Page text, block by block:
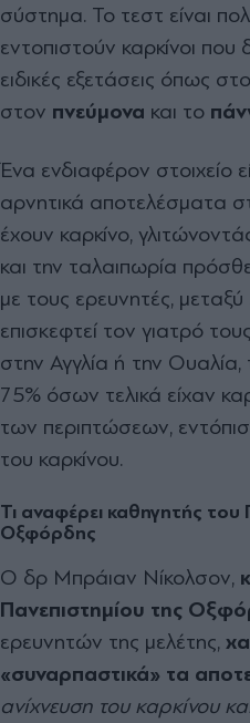
σύστημα. Το τεστ είναι
εντοπιστούν καρκίνοι που
ειδικές εξετάσεις όπως στο
στον πνεύμονα και το
Ένα ενδιαφέρον στοιχείο
αρνητικά αποτελέσματα
έχουν καρκίνο,
και την ταλαιπωρία
με τους ερευνητές,
επισκεφτεί τον γιατρό
στην Αγγλία ή την
75% όσων τελικά είχαν
των περιπτώσεων,
του καρκίνου.
Τι αναφέρει καθηγητής του
Οξφόρδης
Ο δρ Μπράιαν Νίκολσον,
Πανεπιστημίου της
ερευνητών της μελέτης,
«συναρπαστικά» τα
ανίχνευση του καρκίνου